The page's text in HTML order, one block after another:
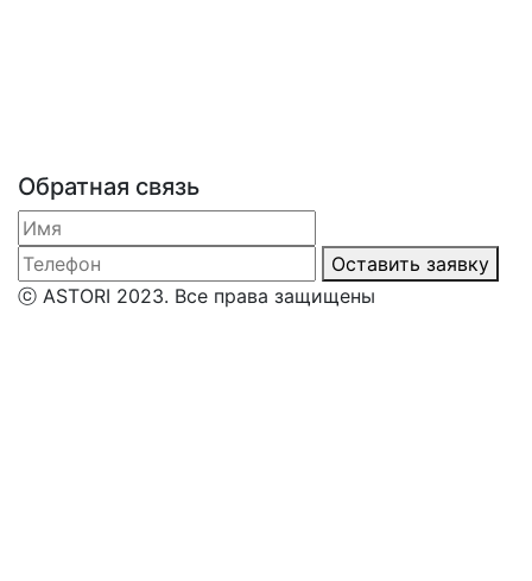
Обратная связь
Оставить заявку
ⓒ ASTORI 2023. Все права защищены